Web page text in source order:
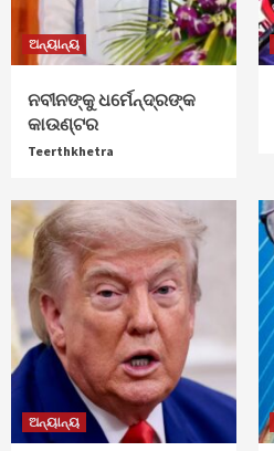
ଅନ୍ୟାନ୍ୟ
ନବୀନଙ୍କୁ ଧର୍ମେନ୍ଦ୍ରଙ୍କ
କାଉଣ୍ଟର
Teerthkhetra
ଅନ୍ୟାନ୍ୟ